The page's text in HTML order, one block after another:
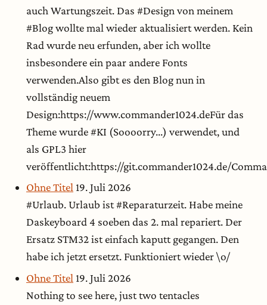
auch Wartungszeit. Das #Design von meinem
#Blog wollte mal wieder aktualisiert werden. Kein
Rad wurde neu erfunden, aber ich wollte
insbesondere ein paar andere Fonts
verwenden.Also gibt es den Blog nun in
vollständig neuem
Design:https://www.commander1024.deFür das
Theme wurde #KI (Soooorry...) verwendet, und
als GPL3 hier
veröffentlicht:https://git.commander1024.de/
Ohne Titel 19. Juli 2026
#Urlaub. Urlaub ist #Reparaturzeit. Habe meine
Daskeyboard 4 soeben das 2. mal repariert. Der
Ersatz STM32 ist einfach kaputt gegangen. Den
habe ich jetzt ersetzt. Funktioniert wieder \o/
Ohne Titel 19. Juli 2026
Nothing to see here, just two tentacles